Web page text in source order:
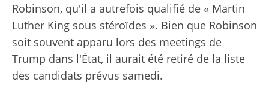
Robinson, qu'il a autrefois qualifié de « Martin
Luther King sous stéroïdes ». Bien que Robinson
soit souvent apparu lors des meetings de
Trump dans l'État, il aurait été retiré de la liste
des candidats prévus samedi.